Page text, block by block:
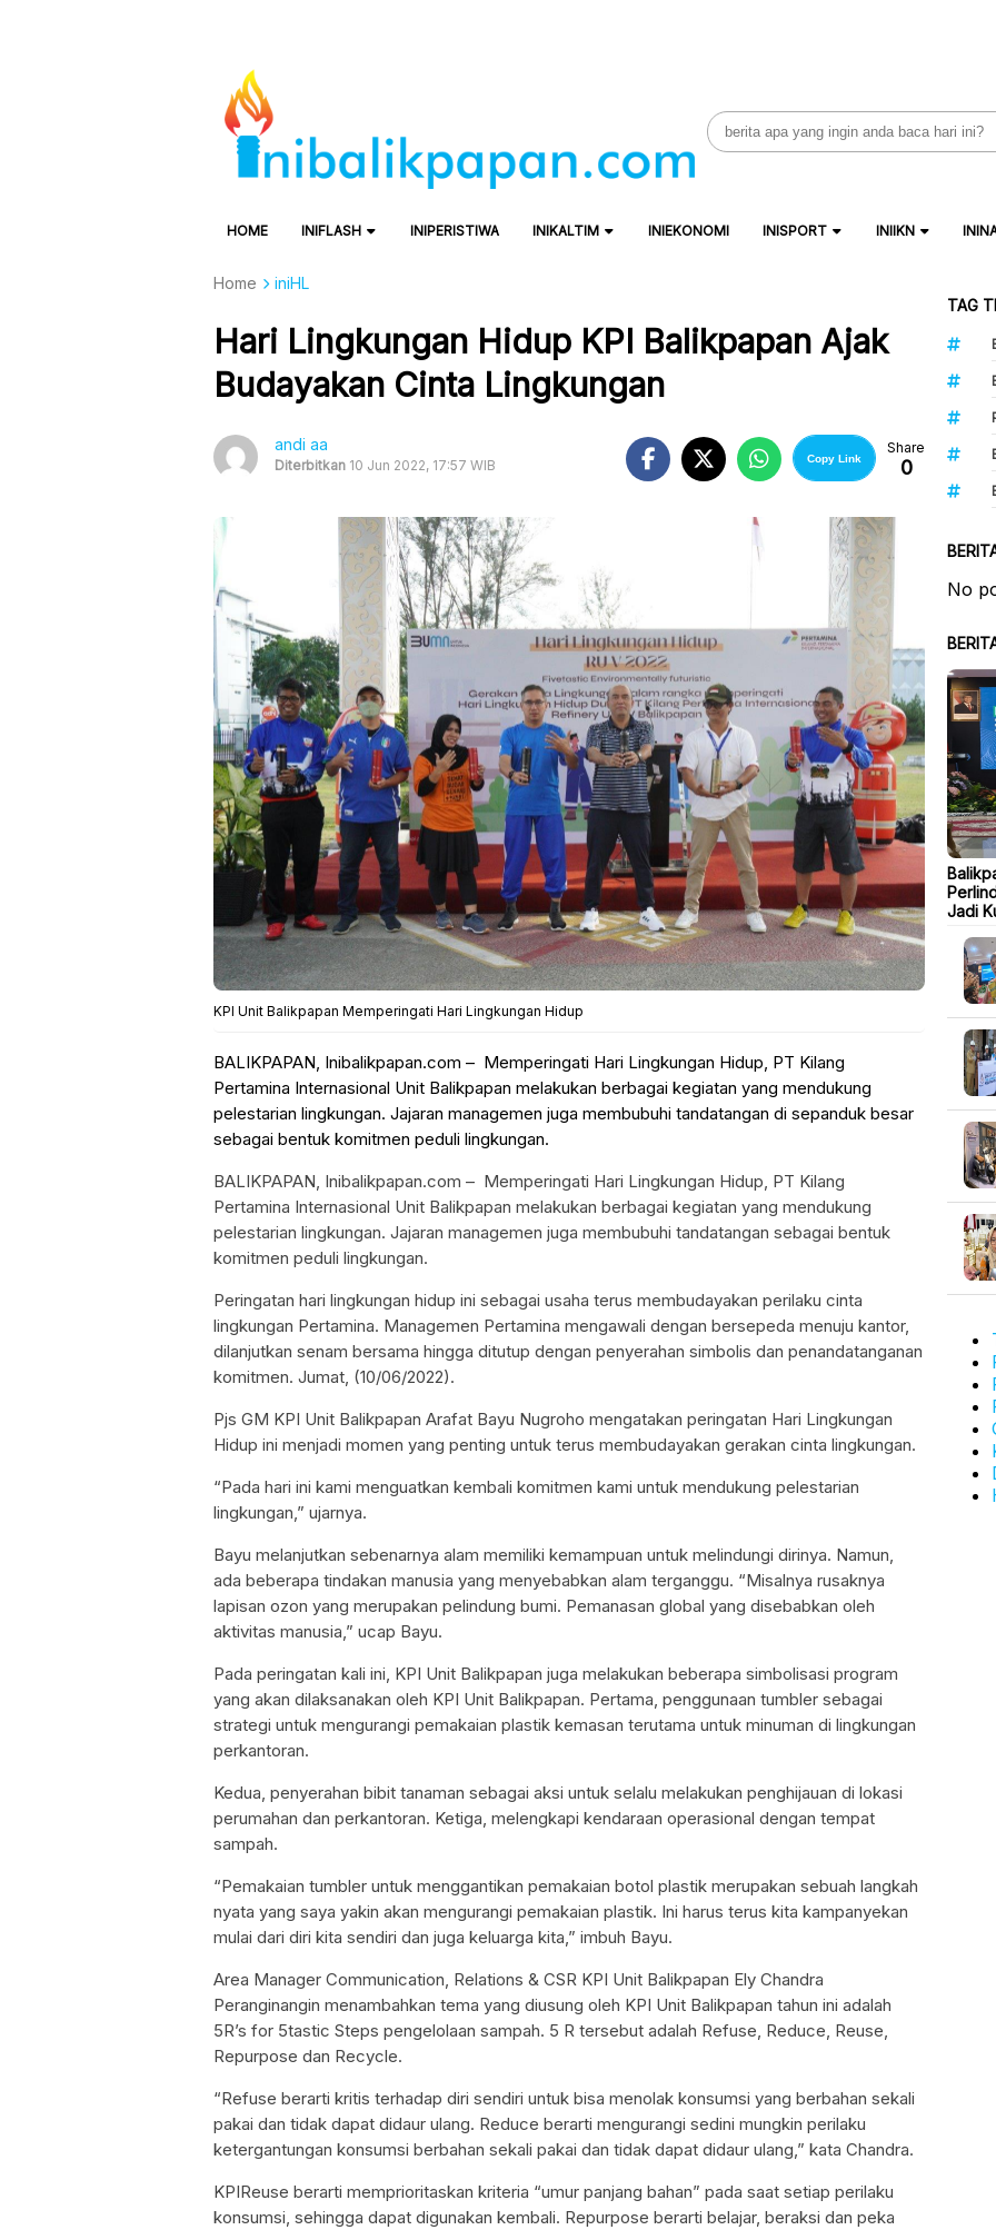
Search
for:
HOME INIFLASH INIPERISTIWA INIKALTIM INIEKONOMI INISPORT INIIKN
Home iniHL
Hari Lingkungan Hidup KPI Balikpapan Ajak
Budayakan Cinta Lingkungan
andi aa
Diterbitkan 10 Jun 2022, 17:57 WIB Copy Link
Share
0
KPI Unit Balikpapan Memperingati Hari Lingkungan Hidup
BALIKPAPAN, Inibalikpapan.com – Memperingati Hari Lingkungan Hidup, PT Kilang
Pertamina Internasional Unit Balikpapan melakukan berbagai kegiatan yang mendukung
pelestarian lingkungan. Jajaran managemen juga membubuhi tandatangan di sepanduk besar
sebagai bentuk komitmen peduli lingkungan.
BALIKPAPAN, Inibalikpapan.com – Memperingati Hari Lingkungan Hidup, PT Kilang
Pertamina Internasional Unit Balikpapan melakukan berbagai kegiatan yang mendukung
pelestarian lingkungan. Jajaran managemen juga membubuhi tandatangan sebagai bentuk
komitmen peduli lingkungan.
Peringatan hari lingkungan hidup ini sebagai usaha terus membudayakan perilaku cinta
lingkungan Pertamina. Managemen Pertamina mengawali dengan bersepeda menuju kantor,
dilanjutkan senam bersama hingga ditutup dengan penyerahan simbolis dan penandatanganan
komitmen. Jumat, (10/06/2022).
Pjs GM KPI Unit Balikpapan Arafat Bayu Nugroho mengatakan peringatan Hari Lingkungan
Hidup ini menjadi momen yang penting untuk terus membudayakan gerakan cinta lingkungan.
“Pada hari ini kami menguatkan kembali komitmen kami untuk mendukung pelestarian
lingkungan,” ujarnya.
Bayu melanjutkan sebenarnya alam memiliki kemampuan untuk melindungi dirinya. Namun,
ada beberapa tindakan manusia yang menyebabkan alam terganggu. “Misalnya rusaknya
lapisan ozon yang merupakan pelindung bumi. Pemanasan global yang disebabkan oleh
aktivitas manusia,” ucap Bayu.
Pada peringatan kali ini, KPI Unit Balikpapan juga melakukan beberapa simbolisasi program
yang akan dilaksanakan oleh KPI Unit Balikpapan. Pertama, penggunaan tumbler sebagai
strategi untuk mengurangi pemakaian plastik kemasan terutama untuk minuman di lingkungan
perkantoran.
Kedua, penyerahan bibit tanaman sebagai aksi untuk selalu melakukan penghijauan di lokasi
perumahan dan perkantoran. Ketiga, melengkapi kendaraan operasional dengan tempat
sampah.
“Pemakaian tumbler untuk menggantikan pemakaian botol plastik merupakan sebuah langkah
nyata yang saya yakin akan mengurangi pemakaian plastik. Ini harus terus kita kampanyekan
mulai dari diri kita sendiri dan juga keluarga kita,” imbuh Bayu.
Area Manager Communication, Relations & CSR KPI Unit Balikpapan Ely Chandra
Peranginangin menambahkan tema yang diusung oleh KPI Unit Balikpapan tahun ini adalah
5R’s for 5tastic Steps pengelolaan sampah. 5 R tersebut adalah Refuse, Reduce, Reuse,
Repurpose dan Recycle.
“Refuse berarti kritis terhadap diri sendiri untuk bisa menolak konsumsi yang berbahan sekali
pakai dan tidak dapat didaur ulang. Reduce berarti mengurangi sedini mungkin perilaku
ketergantungan konsumsi berbahan sekali pakai dan tidak dapat didaur ulang,” kata Chandra.
KPIReuse berarti memprioritaskan kriteria “umur panjang bahan” pada saat setiap perilaku
konsumsi, sehingga dapat digunakan kembali. Repurpose berarti belajar, beraksi dan peka
TAG
No
Jadi